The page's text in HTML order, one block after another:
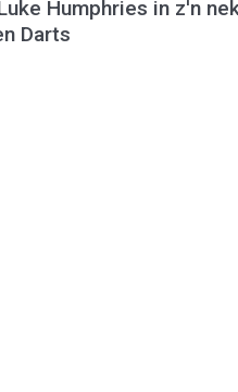
Humphries in z'n
Darts